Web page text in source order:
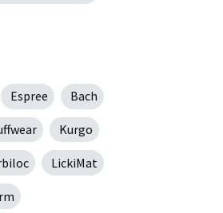
Espree Bach
Kurgo
LickiMat